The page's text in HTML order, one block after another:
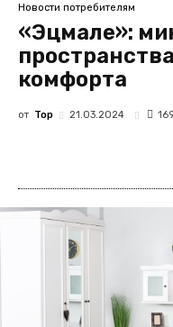
Новости потребителям
«Эцмале»:
комфорта
от Top 21.03.2024